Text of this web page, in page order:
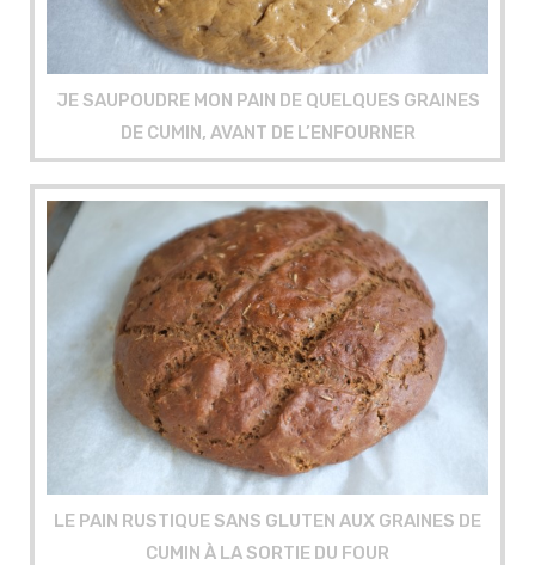
JE SAUPOUDRE MON PAIN DE QUELQUES GRAINES
DE CUMIN, AVANT DE L’ENFOURNER
LE PAIN RUSTIQUE SANS GLUTEN AUX GRAINES DE
CUMIN À LA SORTIE DU FOUR